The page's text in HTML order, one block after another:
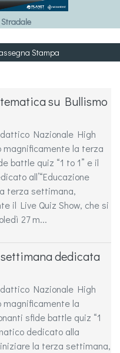
Stradale
Stampa
su Bullismo
Nazionale High
magnificamente la terza
battle quiz “1 to 1” e il
all’“Educazione
terza settimana,
il Live Quiz Show, che si
27 m...
settimana dedicata
Nazionale High
magnificamente la
sfide battle quiz “1
dedicato alla
la terza settimana,